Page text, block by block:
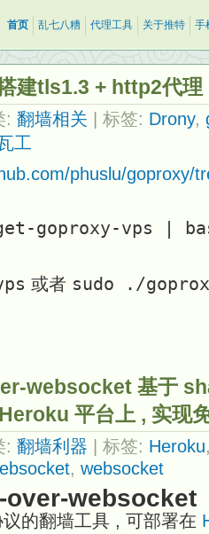
首页 乱七八糟 代理工具 关于推特 手
建tls1.3 + http2代理
: 翻墙相关 | 标签: Drony,
工
phuslu/goproxy/
goproxy-vps |
或者 sudo ./
websocket 基于
平台上 , 实现
: 翻墙利器 | 标签: Heroku
, websocket
websocket
议的翻墙工具 , 可部署在